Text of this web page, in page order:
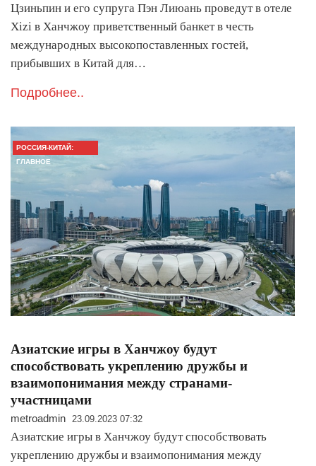
Цзиньпин и его супруга Пэн Лиюань проведут в отеле
Xizi в Ханчжоу приветственный банкет в честь
международных высокопоставленных гостей,
прибывших в Китай для…
Подробнее..
РОССИЯ-КИТАЙ:
ГЛАВНОЕ
Азиатские игры в Ханчжоу будут
способствовать укреплению дружбы и
взаимопонимания между странами-
участницами
metroadmin 23.09.2023 07:32
Азиатские игры в Ханчжоу будут способствовать
укреплению дружбы и взаимопонимания между